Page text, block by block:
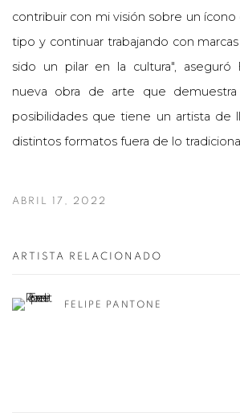
contribuir con mi visión sobre un
tipo y continuar trabajando con
sido un pilar en la cultura", aseguró
nueva obra de arte que
posibilidades que tiene un artista de
distintos formatos fuera de lo
ABRIL 17, 2022
ARTISTA RELACIONADO
FELIPE PANTONE